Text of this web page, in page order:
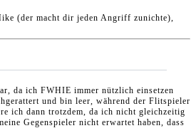
(der macht dir jeden Angriff zunichte),
da ich FWHIE immer nützlich einsetzen
und bin leer, während der Flitspieler
ich dann trotzdem, da ich nicht gleichzeitig
Gegenspieler nicht erwartet haben, dass